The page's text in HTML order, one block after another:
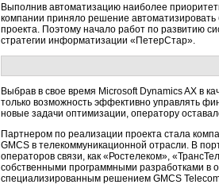
Выполнив автоматизацию наиболее
компании приняло решение
проекта. Поэтому начало работ по развитию
стратегии информатизации «ПетерСтар».
Выбрав в свое время Microsoft Dynamics AX в
только возможность эффективно управлять
новые задачи оптимизации, оператору
Партнером по реализации проекта стала
GMCS в телекоммуникационной отрасли. В
операторов связи, как «Ростелеком»,
собственными программными разработками в
специализированным решением GMCS